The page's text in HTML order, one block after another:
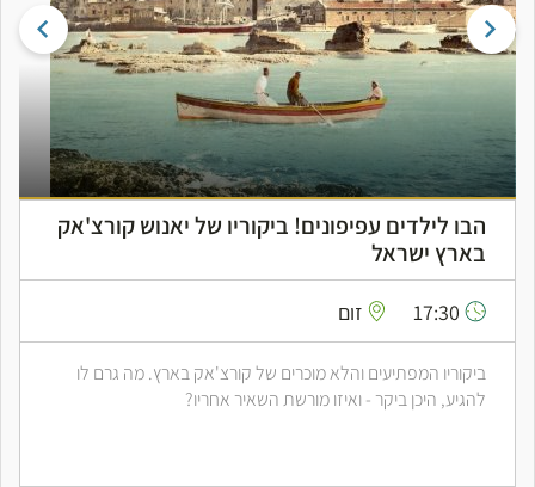
הבו לילדים עפיפונים! ביקוריו של יאנוש קורצ'אק
בארץ ישראל
זום
ביקוריו המפתיעים והלא מוכרים של קורצ'אק בארץ. מה גרם לו
להגיע, היכן ביקר - ואיזו מורשת השאיר אחריו?